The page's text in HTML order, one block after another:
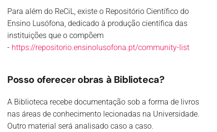
Para além do ReCiL, existe o Repositório Científico do
Ensino Lusófona, dedicado à produção científica das
instituições que o compõem
- https://repositorio.ensinolusofona.pt/community-list
Posso oferecer obras à Biblioteca?
A Biblioteca recebe documentação sob a forma de livros
nas áreas de conhecimento lecionadas na Universidade.
Outro material será analisado caso a caso.